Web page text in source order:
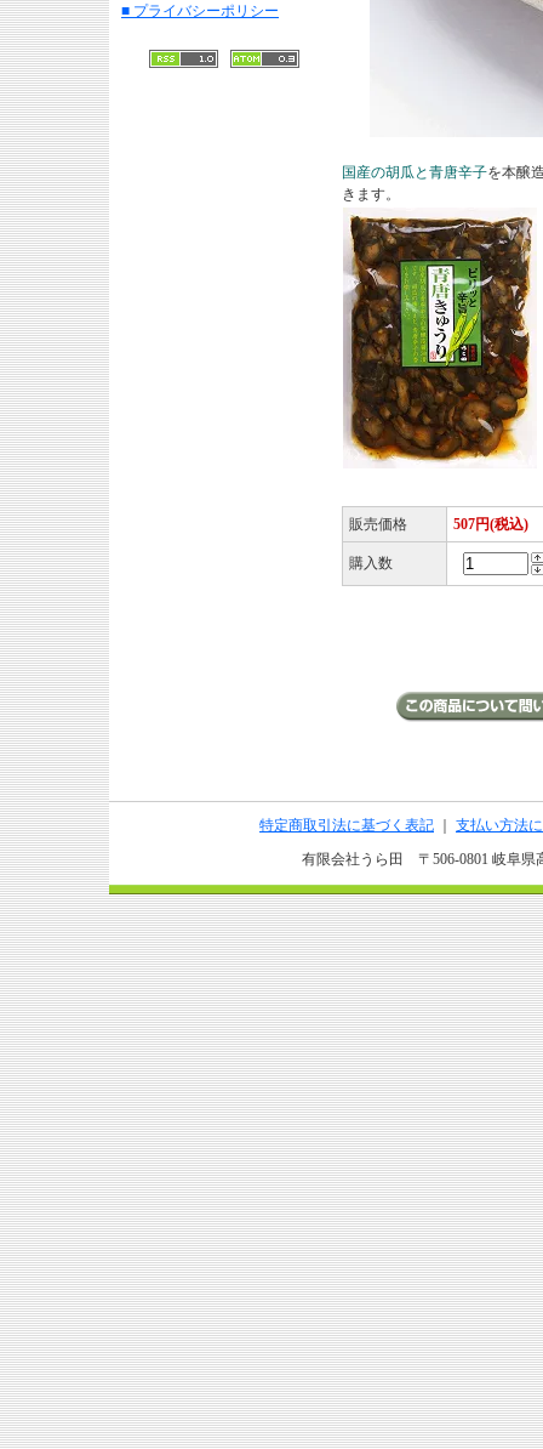
■ プライバシーポリシー
国産の胡瓜と青唐辛子を本醸
きます。
販売価格 507円(税込)
購入数
特定商取引法に基づく表記
支払い方法
有限会社うら田 〒506-0801 岐阜県